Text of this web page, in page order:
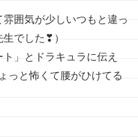
囲気が少しいつもと違っ
でした❣）
」とドラキュラに伝え
っと怖くて腰がひけてる